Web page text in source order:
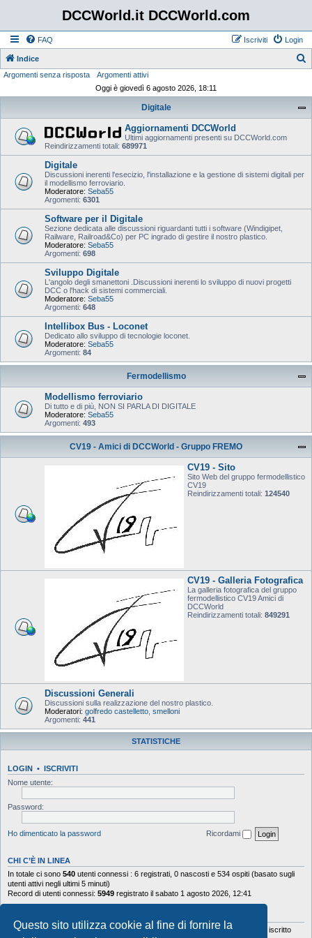
Questo sito utilizza cookie al fine di fornire la
DCCWorld.it DCCWorld.com
FAQ Login
Iscriviti
Indice
Argomenti senza risposta
Argomenti attivi
Oggi è giovedì 6 agosto 2026, 18:11
Digitale
Aggiornamenti DCCWorld
Ultimi aggiornamenti presenti su DCCWorld.com
Reindirizzamenti totali: 689971
Digitale
Discussioni inerenti l'esecizio, l'installazione e la gestione di sistemi digitali per
il modellismo ferroviario.
Moderatore: Seba55
Argomenti: 6301
Software per il Digitale
Sezione dedicata alle discussioni riguardanti tutti i software (Windigipet,
Railware, Railroad&Co) per PC ingrado di gestire il nostro plastico.
Moderatore: Seba55
Argomenti: 698
Sviluppo Digitale
L'angolo degli smanettoni .Discussioni inerenti lo sviluppo di nuovi progetti
DCC o l'hack di sistemi commerciali.
Moderatore: Seba55
Argomenti: 648
Intellibox Bus - Loconet
Dedicato allo sviluppo di tecnologie loconet.
Moderatore: Seba55
Argomenti: 84
Fermodellismo
Modellismo ferroviario
Di tutto e di più, NON SI PARLA DI DIGITALE
Moderatore: Seba55
Argomenti: 493
CV19 - Amici di DCCWorld - Gruppo FREMO
CV19 - Sito
Sito Web del gruppo fermodellistico
CV19
Reindirizzamenti totali: 124540
CV19 - Galleria Fotografica
La galleria fotografica del gruppo
fermodellistico CV19 Amici di
DCCWorld
Reindirizzamenti totali: 849291
Discussioni Generali
Discussioni sulla realizzazione del nostro plastico.
Moderatori: golfredo castelletto smelloni
Argomenti: 441
STATISTICHE
LOGIN • ISCRIVITI
Nome utente:
Password:
Ho dimenticato la password Ricordami
CHI C’È IN LINEA
In totale ci sono 540 utenti connessi : 6 registrati, 0 nascosti e 534 ospiti (basato sugli
utenti attivi negli ultimi 5 minuti)
Record di utenti connessi: 5949 registrato il sabato 1 agosto 2026, 12:41
Totale messaggi103644• Totale argomenti 9878• Totale iscritti 5630
• Ultimo iscritto